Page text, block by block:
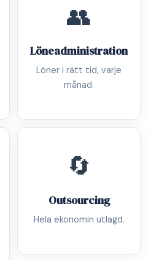
👥
Löneadministration
Löner i rätt tid, varje
månad.
🔄
Outsourcing
Hela ekonomin utlagd.